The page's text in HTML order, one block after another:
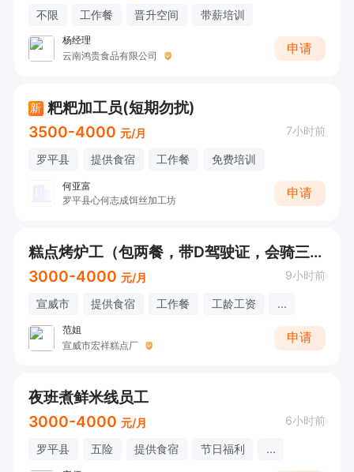
不限 工作餐 晋升空间 带薪培训
杨经理
云南鸿贵食品有限公司
申请
新 粑粑加工员(短期勿扰)
3500-4000 元/月 7小时前
罗平县 提供食宿 工作餐 免费培训
何亚富
罗平县心何志成饵丝加工坊
申请
糕点烤炉工（包两餐，带‌D驾驶证，会骑三轮车）
3000-4000 元/月 9小时前
宣威市 提供食宿 工作餐 工龄工资 ...
范姐
宣威市宏祥糕点厂
申请
夜班煮鲜米线员工
3000-4000 元/月 6小时前
罗平县 五险 提供食宿 节日福利 ...